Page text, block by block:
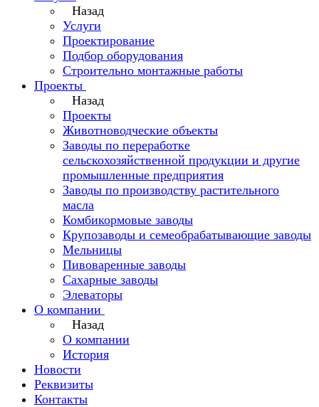
Назад
Услуги
Проектирование
Подбор оборудования
Строительно монтажные работы
Проекты
Назад
Проекты
Животноводческие объекты
Заводы по переработке
сельскохозяйственной продукции и другие
промышленные предприятия
Заводы по производству растительного
масла
Комбикормовые заводы
Крупозаводы и семеобрабатывающие заводы
Мельницы
Пивоваренные заводы
Сахарные заводы
Элеваторы
О компании
Назад
О компании
История
Новости
Реквизиты
Контакты